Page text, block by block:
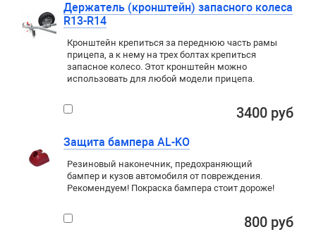
Держатель (кронштейн) запасного колеса
R13-R14
Кронштейн крепиться за переднюю часть рамы
прицепа, а к нему на трех болтах крепиться
запасное колесо. Этот кронштейн можно
использовать для любой модели прицепа.
3400 руб
Защита бампера AL-KO
Резиновый наконечник, предохраняющий
бампер и кузов автомобиля от повреждения.
Рекомендуем! Покраска бампера стоит дороже!
800 руб